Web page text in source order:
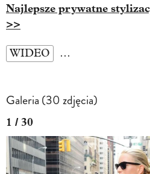
Najlepsze prywatne
>>
WIDEO …
Galeria (30 zdjęcia)
1 / 30